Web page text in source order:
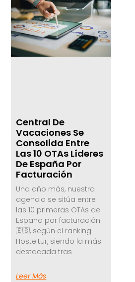
Central De
Vacaciones Se
Consolida Entre
Las 10 OTAs Líderes
De España Por
Facturación
Una año más, nuestra
agencia se sitúa entre
las 10 primeras OTAs de
España por facturación
🇪🇸, según el ranking
Hosteltur, siendo la más
destacada tras
Leer Más